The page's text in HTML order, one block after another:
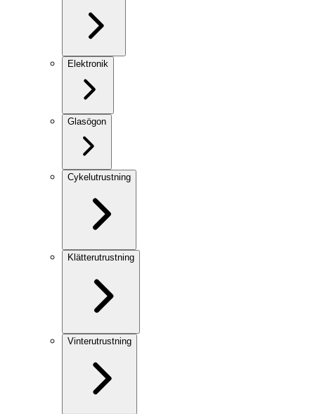
Elektronik
Glasögon
Cykelutrustning
Klätterutrustning
Vinterutrustning